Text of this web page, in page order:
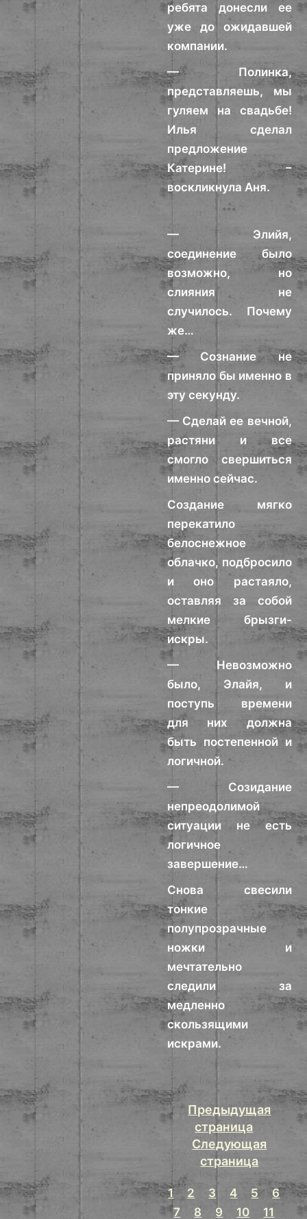
ребята донесли ее
уже до ожидавшей
компании.
— Полинка,
представляешь, мы
гуляем на свадьбе!
Илья сделал
предложение
Катерине! –
воскликнула Аня.
***
— Элийя,
соединение было
возможно, но
слияния не
случилось. Почему
же…
— Сознание не
приняло бы именно в
эту секунду.
— Сделай ее вечной,
растяни и все
смогло свершиться
именно сейчас.
Создание мягко
перекатило
белоснежное
облачко, подбросило
и оно растаяло,
оставляя за собой
мелкие брызги-
искры.
— Невозможно
было, Элайя, и
поступь времени
для них должна
быть постепенной и
логичной.
— Созидание
непреодолимой
ситуации не есть
логичное
завершение…
Снова свесили
тонкие
полупрозрачные
ножки и
мечтательно
следили за
медленно
скользящими
искрами.
Предыдущая
страница
Следующая
страница
1 2 3 4 5
6
7
8 9 10 11